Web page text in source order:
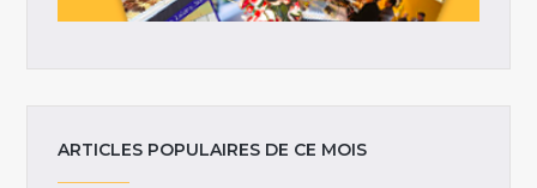
ARTICLES POPULAIRES DE CE MOIS